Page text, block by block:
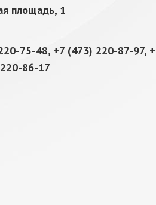
площадь, 1
75-48, +7 (473) 220-87-97,
86-17